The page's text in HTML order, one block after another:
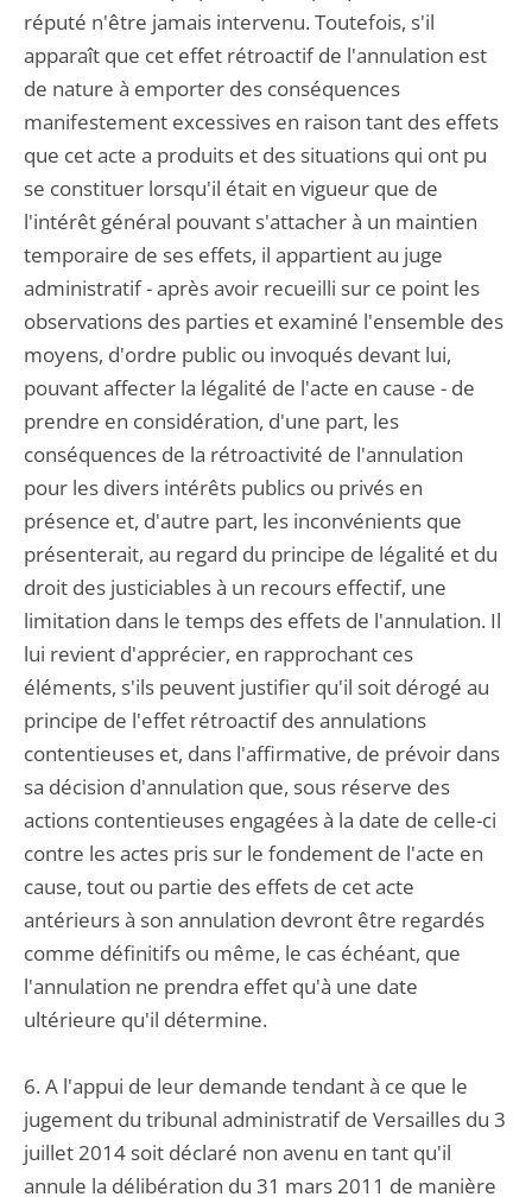
réputé n'être jamais intervenu. Toutefois, s'il
apparaît que cet effet rétroactif de l'annulation est
de nature à emporter des conséquences
manifestement excessives en raison tant des effets
que cet acte a produits et des situations qui ont pu
se constituer lorsqu'il était en vigueur que de
l'intérêt général pouvant s'attacher à un maintien
temporaire de ses effets, il appartient au juge
administratif - après avoir recueilli sur ce point les
observations des parties et examiné l'ensemble des
moyens, d'ordre public ou invoqués devant lui,
pouvant affecter la légalité de l'acte en cause - de
prendre en considération, d'une part, les
conséquences de la rétroactivité de l'annulation
pour les divers intérêts publics ou privés en
présence et, d'autre part, les inconvénients que
présenterait, au regard du principe de légalité et du
droit des justiciables à un recours effectif, une
limitation dans le temps des effets de l'annulation. Il
lui revient d'apprécier, en rapprochant ces
éléments, s'ils peuvent justifier qu'il soit dérogé au
principe de l'effet rétroactif des annulations
contentieuses et, dans l'affirmative, de prévoir dans
sa décision d'annulation que, sous réserve des
actions contentieuses engagées à la date de celle-ci
contre les actes pris sur le fondement de l'acte en
cause, tout ou partie des effets de cet acte
antérieurs à son annulation devront être regardés
comme définitifs ou même, le cas échéant, que
l'annulation ne prendra effet qu'à une date
ultérieure qu'il détermine.
6. A l'appui de leur demande tendant à ce que le
jugement du tribunal administratif de Versailles du 3
juillet 2014 soit déclaré non avenu en tant qu'il
annule la délibération du 31 mars 2011 de manière